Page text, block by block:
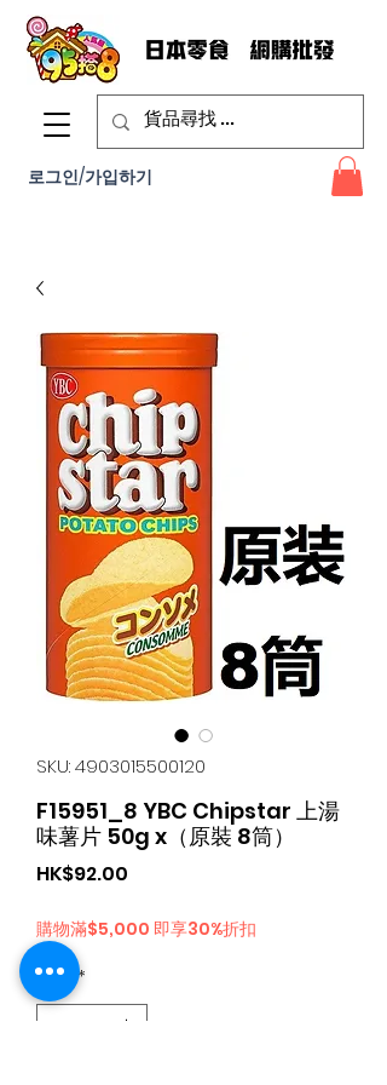
로그인/가입하기
SKU: 4903015500120
F15951_8 YBC Chipstar 上湯
味薯片 50g x（原裝 8筒）
HK$92.00
購物滿$5,000 即享30%折扣
수량 *